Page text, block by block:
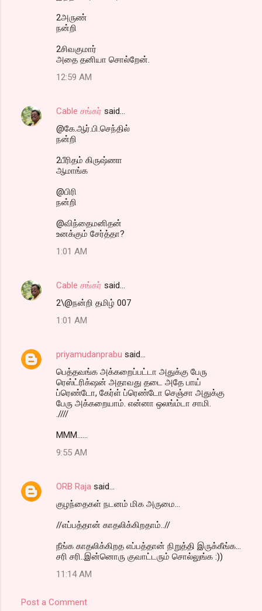
2அருண்
நன்றி
2சிவகுமார்
அதை தனியா சொல்றேன்.
12:59 AM
Cable சங்கர் said…
@கே.ஆர்.பி.செந்தில்
நன்றி
2பீரிதம் கிருஷ்ணா
ஆமாங்க
@பிரி
நன்றி
@விந்தைமனிதன்
உனக்கும் சேர்த்தா?
1:01 AM
Cable சங்கர் said…
2\@நன்றி தமிழ் 007
1:01 AM
priyamudanprabu said…
பெத்தவங்க அக்கறைப்பட்டா அதுக்கு பேரு
ரெஸ்ட்ரிக்‌ஷன் அதாவது தடை அதே பாய்
ப்ரெண்டோ, கேர்ள் ப்ரெண்டோ செஞ்சா அதுக்கு
பேரு அக்கறையாம். என்னா ஒலங்ம்டா சாமி.
.////
MMM......
9:55 AM
ORB Raja said…
குழந்தைகள் நடனம் மிக அருமை...
//எப்பத்தான் காதலிக்கிறதாம்..//
நீங்க காதலிக்கிறத எப்பத்தான் நிறுத்தி இருக்கீங்க...
சரி சரி..இன்னொரு குவாட்டரும் சொல்லுங்க :))
11:14 AM
Post a Comment